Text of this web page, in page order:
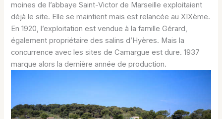
moines de l’abbaye Saint-Victor de Marseille exploitaient
déjà le site. Elle se maintient mais est relancée au XIXème.
En 1920, l’exploitation est vendue à la famille Gérard,
également propriétaire des salins d’Hyères. Mais la
concurrence avec les sites de Camargue est dure. 1937
marque alors la dernière année de production.